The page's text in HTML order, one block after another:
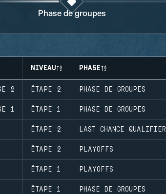
Phase de groupes
NIVEAU PHASE
2 ÉTAPE 2 PHASE DE GROUPES
1 ÉTAPE 1 PHASE DE GROUPES
ÉTAPE 2 LAST CHANCE QUALIFIER
ÉTAPE 2 PLAYOFFS
ÉTAPE 1 PLAYOFFS
ÉTAPE 1 PHASE DE GROUPES